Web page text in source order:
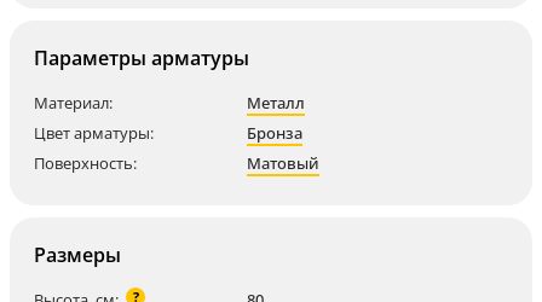
Параметры арматуры
Материал:
Металл
Цвет арматуры:
Бронза
Поверхность:
Матовый
Размеры
?